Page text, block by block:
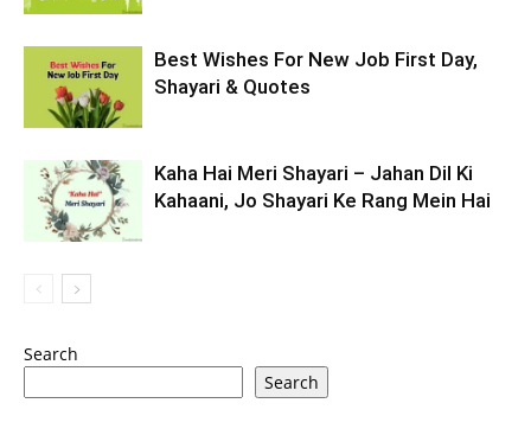
Best Wishes For New Job First Day,
Shayari & Quotes
Kaha Hai Meri Shayari – Jahan Dil Ki
Kahaani, Jo Shayari Ke Rang Mein Hai
Search
Search